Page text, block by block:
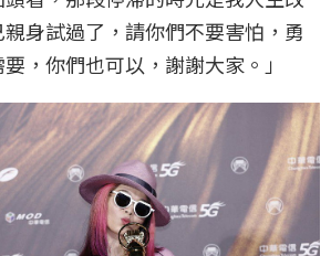
身試過了，請你們不要害怕，勇
，你們也可以，謝謝大家。」